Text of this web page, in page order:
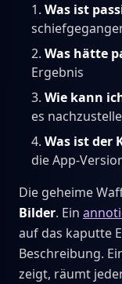
Was ist
Was hätte
Ergebnis
Wie kann
es
Was ist der
die App-
Die geheime
Bilder. Ein
auf das kaputte
Beschreibung.
zeigt, räumt